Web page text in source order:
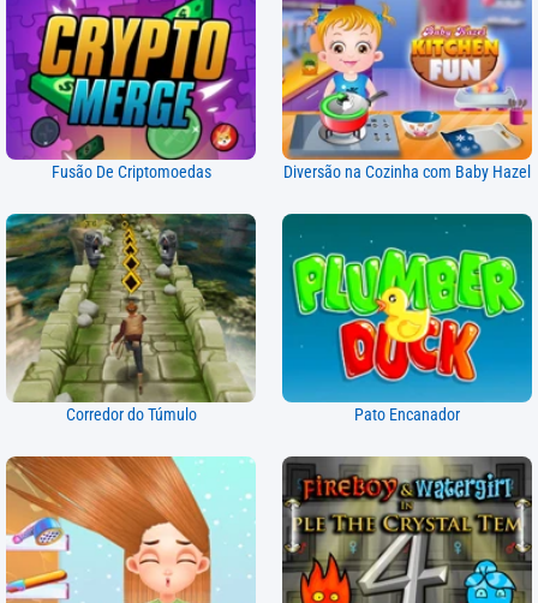
Fusão De Criptomoedas Diversão na Cozinha com Baby Hazel
Corredor do Túmulo Pato Encanador